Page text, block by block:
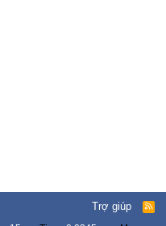
Trợ giúp
R